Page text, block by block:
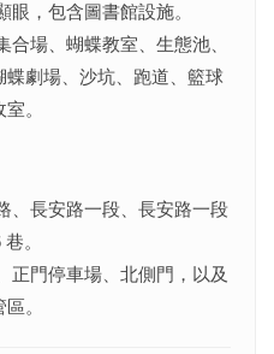
眼，包含圖書館設施。
合場、蝴蝶教室、生態池、
劇場、沙坑、跑道、籃球
。
、長安路一段、長安路一段
。
正門停車場、北側門，以及
。